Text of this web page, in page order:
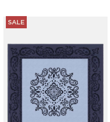
SALE